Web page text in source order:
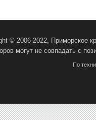
© 2006-2022, Приморское
могут не совпадать с
По